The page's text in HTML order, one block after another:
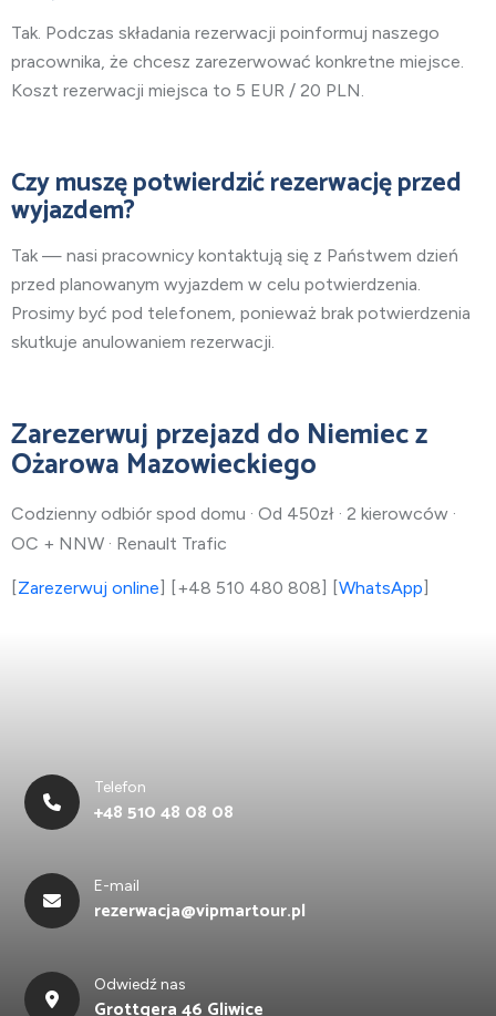
Tak. Podczas składania rezerwacji poinformuj naszego
pracownika, że chcesz zarezerwować konkretne miejsce.
Koszt rezerwacji miejsca to 5 EUR / 20 PLN.
Czy muszę potwierdzić rezerwację przed
wyjazdem?
Tak — nasi pracownicy kontaktują się z Państwem dzień
przed planowanym wyjazdem w celu potwierdzenia.
Prosimy być pod telefonem, ponieważ brak potwierdzenia
skutkuje anulowaniem rezerwacji.
Zarezerwuj przejazd do Niemiec z
Ożarowa Mazowieckiego
Codzienny odbiór spod domu · Od 450zł · 2 kierowców ·
OC + NNW · Renault Trafic
[Zarezerwuj online] [+48 510 480 808] [WhatsApp]
Telefon
+48 510 48 08 08
E-mail
rezerwacja@vipmartour.pl
Odwiedź nas
Grottgera 46 Gliwice